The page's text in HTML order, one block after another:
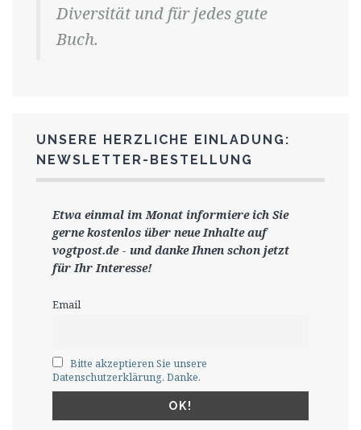
Diversität und für jedes gute
Buch.
UNSERE HERZLICHE EINLADUNG:
NEWSLETTER-BESTELLUNG
Etwa einmal im Monat informiere ich Sie
gernekostenlos über neue Inhalte auf
vogtpost.de- und danke Ihnen schon jetzt
für Ihr Interesse!
Email
Bitte akzeptieren Sie unsere
Datenschutzerklärung. Danke.